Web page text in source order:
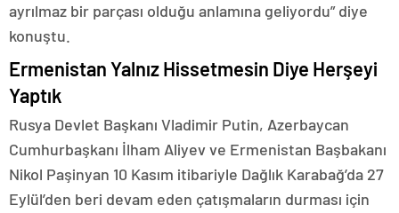
ayrılmaz bir parçası olduğu anlamına geliyordu” diye
konuştu.
Ermenistan Yalnız Hissetmesin Diye Herşeyi
Yaptık
Rusya Devlet Başkanı Vladimir Putin, Azerbaycan
Cumhurbaşkanı İlham Aliyev ve Ermenistan Başbakanı
Nikol Paşinyan 10 Kasım itibariyle Dağlık Karabağ’da 27
Eylül’den beri devam eden çatışmaların durması için